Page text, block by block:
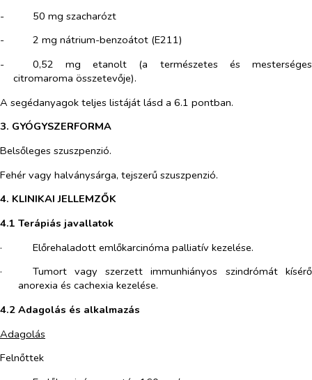
-​
50 mg szacharózt
-​
2 mg nátrium-benzoátot (E211)
-​
0,52 mg etanolt (a természetes és mesterséges
citromaroma összetevője).
A segédanyagok teljes listáját lásd a 6.1 pontban.
3. GYÓGYSZERFORMA
Belsőleges szuszpenzió.
Fehér vagy halványsárga, tejszerű szuszpenzió.
4. KLINIKAI JELLEMZŐK
4.1 Terápiás javallatok
·​
Előrehaladott emlőkarcinóma palliatív kezelése.
·​
Tumort vagy szerzett immunhiányos szindrómát kísérő
anorexia és cachexia kezelése.
4.2 Adagolás és alkalmazás
Adagolás
Felnőttek